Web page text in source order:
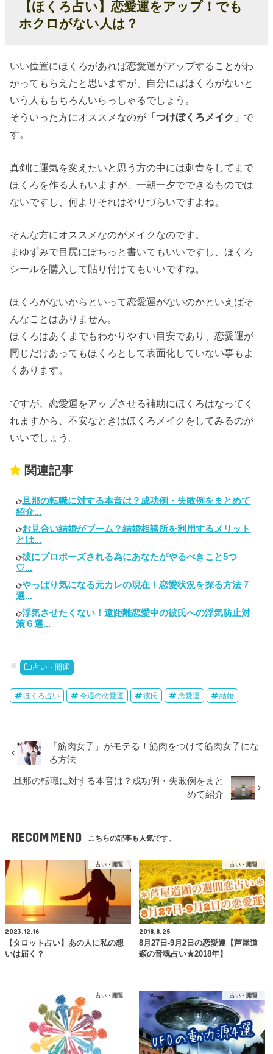
【ほくろ占い】恋愛運をアップ！でも
ホクロがない人は？
いい位置にほくろがあれば恋愛運がアップすることがわ
かってもらえたと思いますが、自分にはほくろがないと
いう人ももちろんいらっしゃるでしょう。
そういった方にオススメなのが 「つけぼくろメイク」 で
す。
真剣に運気を変えたいと思う方の中には刺青をしてまで
ほくろを作る人もいますが、一朝一夕でできるものでは
ないですし、何よりそれはやりづらいですよね。
そんな方にオススメなのがメイクなのです。
まゆずみで目尻にぽちっと書いてもいいですし、ほくろ
シールを購入して貼り付けてもいいですね。
ほくろがないからといって恋愛運がないのかといえばそ
んなことはありません。
ほくろはあくまでもわかりやすい目安であり、恋愛運が
同じだけあってもほくろとして表面化していない事もよ
くあります。
ですが、恋愛運をアップさせる補助にほくろはなってく
れますから、不安なときはほくろメイクをしてみるのが
いいでしょう。
関連記事
旦那の転職に対する本音は？成功例・失敗例をまとめて
紹介...
お見合い結婚がブーム？結婚相談所を利用するメリット
とは...
彼にプロポーズされる為にあなたがやるべきこと5つ
♡...
やっぱり気になる元カレの現在！恋愛状況を探る方法７
選...
浮気させたくない！遠距離恋愛中の彼氏への浮気防止対
策６選...
占い・開運
ほくろ占い 今週の恋愛運 彼氏 恋愛運 結婚
「筋肉女子」がモテる！筋肉をつけて筋肉女子にな
る方法
旦那の転職に対する本音は？成功例・失敗例をまと
めて紹介
RECOMMEND こちらの記事も人気です。
占い・開運
2023.12.16
【タロット占い】あの人に私の想
いは届く？
占い・開運
2018.8.25
8月27日-9月2日の恋愛運【芦屋道
顕の音魂占い★2018年】
占い・開運 占い・開運